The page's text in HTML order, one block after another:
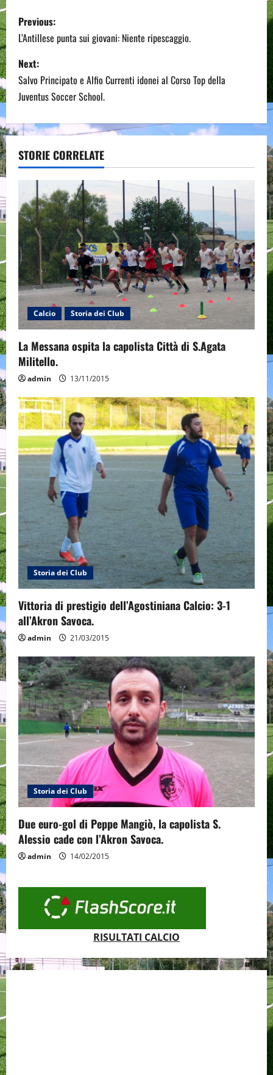
P
o
s
t
n
a
v
g
a
t
i
o
n
Previous:
L’Antillese punta sui giovani: Niente ripescaggio.
Next:
Salvo Principato e Alfio Currenti idonei al Corso Top della
Juventus Soccer School.
STORIE CORRELATE
Calcio Storia dei Club
La Messana ospita la capolista Città di S.Agata
Militello.
admin 13/11/2015
Storia dei Club
Vittoria di prestigio dell’Agostiniana Calcio: 3-1
all’Akron Savoca.
admin 21/03/2015
Storia dei Club
Due euro-gol di Peppe Mangiò, la capolista S.
Alessio cade con l’Akron Savoca.
admin 14/02/2015
RISULTATI CALCIO